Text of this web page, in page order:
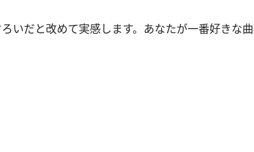
いだと改めて実感します。あなたが一番好きな曲